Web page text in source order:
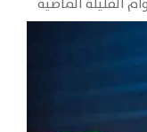
القليلة الماضية